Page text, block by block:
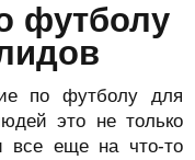
футболу
по футболу для
это не только
все еще на что-то